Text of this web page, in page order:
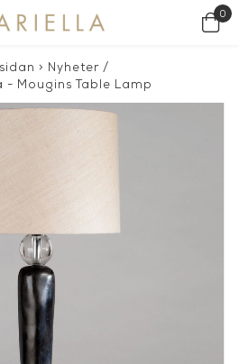
0
> Nyheter /
- Mougins Table Lamp